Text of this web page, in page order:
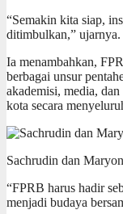
“Semakin kita siap,
ditimbulkan,” ujarnya.
Ia menambahkan,
berbagai unsur
akademisi, media,
kota secara
Sachrudin dan
“FPRB harus hadir
menjadi budaya